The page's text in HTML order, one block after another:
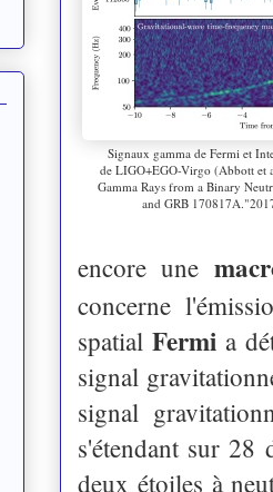
Signaux gamma de Fermi et
de LIGO+EGO-Virgo (Abbott et
Gamma Rays from a Binary
and GRB
encore une
concerne
spatial Fermi a
signal
signal
s'étendant sur 28
deux étoiles à